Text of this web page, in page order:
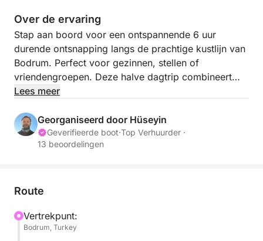
Over de ervaring
Stap aan boord voor een ontspannende 6 uur
durende ontsnapping langs de prachtige kustlijn van
Bodrum. Perfect voor gezinnen, stellen of
vriendengroepen. Deze halve dagtrip combineert
comfort, plezier en een onvergetelijk landschap.
We beginnen onze reis vanuit de jachthaven van
Bodrum en varen rechtstreeks naar het paradijs.
bedekte heuvels. Perfect om te zwemmen, te
Vervolgens varen we naar Halvan Bay, een rustigere
Lees meer
Georganiseerd door Hüseyin
Geverifieerde boot·Top Verhuurder ·
13 beoordelingen
Route
Vertrekpunt:
Bodrum, Turkey